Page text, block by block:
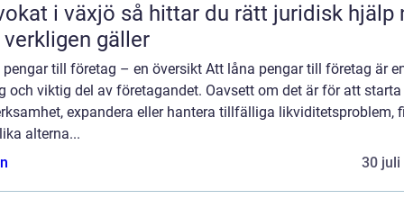
så hittar du rätt juridisk hjälp när
gäller
pengar till företag – en översikt Att låna pengar till företag är
och viktig del av företagandet. Oavsett om det är för att
expandera eller hantera tillfälliga likviditetsproblem,
alterna...
30 juli